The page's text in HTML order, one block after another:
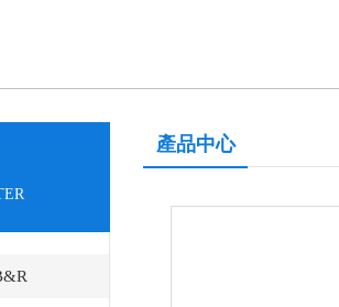
產品中心